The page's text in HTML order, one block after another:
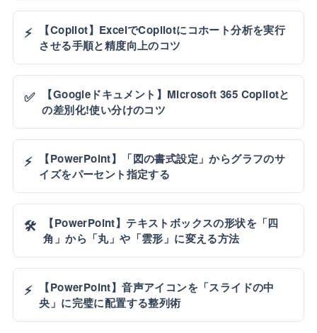
⚡
【Copilot】ExcelでCopilotにコホート分析を実行
させる手順と精度向上のコツ
✅
【Googleドキュメント】Microsoft 365 Copilotと
の差別化!使い分けのコツ
⚡
【PowerPoint】「図の書式設定」からグラフのサ
イズをパーセント指定する
🛠️
【PowerPoint】テキストボックスの形状を「四
角」から「丸」や「雲形」に変える方法
⚡
【PowerPoint】音声アイコンを「スライドの中
央」に完璧に配置する整列術